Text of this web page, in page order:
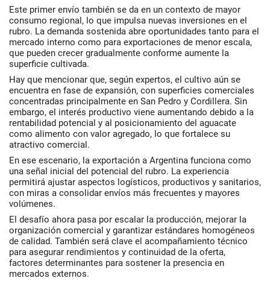
Este primer envío también se da en un contexto de mayor
consumo regional, lo que impulsa nuevas inversiones en el
rubro. La demanda sostenida abre oportunidades tanto para el
mercado interno como para exportaciones de menor escala,
que pueden crecer gradualmente conforme aumente la
superficie cultivada.
Hay que mencionar que, según expertos, el cultivo aún se
encuentra en fase de expansión, con superficies comerciales
concentradas principalmente en San Pedro y Cordillera. Sin
embargo, el interés productivo viene aumentando debido a la
rentabilidad potencial y al posicionamiento del aguacate
como alimento con valor agregado, lo que fortalece su
atractivo comercial.
En ese escenario, la exportación a Argentina funciona como
una señal inicial del potencial del rubro. La experiencia
permitirá ajustar aspectos logísticos, productivos y sanitarios,
con miras a consolidar envíos más frecuentes y mayores
volúmenes.
El desafío ahora pasa por escalar la producción, mejorar la
organización comercial y garantizar estándares homogéneos
de calidad. También será clave el acompañamiento técnico
para asegurar rendimientos y continuidad de la oferta,
factores determinantes para sostener la presencia en
mercados externos.